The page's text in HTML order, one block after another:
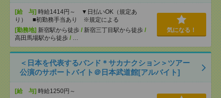
[給 与] 時給1414円～ ▼日払いOK（規定あ
り） ■初勤務手当あり ※規定による
[勤務地] 新宿駅から徒歩 / 新宿三丁目駅から徒歩 /
高田馬場駅から徒歩 / …
気になる！
＜日本を代表するバンド＊サカナクション＞ツアー
公演のサポートバイト＠日本武道館[アルバイト]
[給 与] 時給1250円～